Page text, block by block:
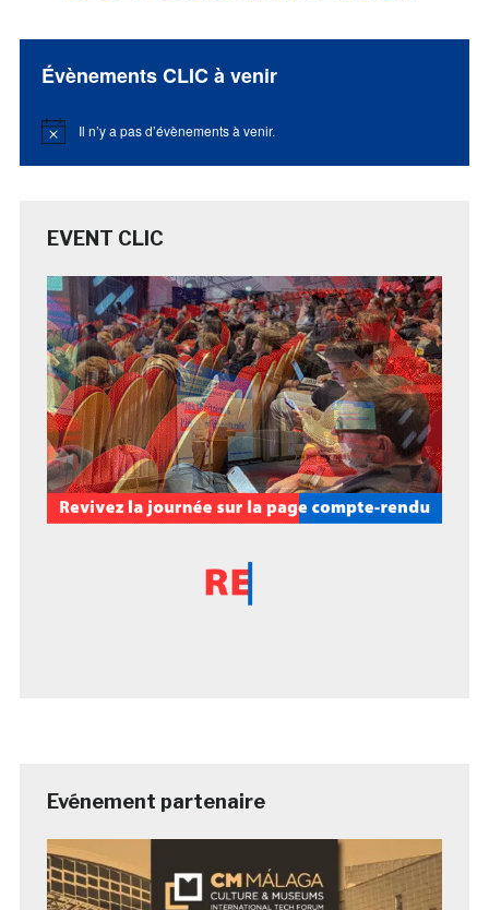
Évènements CLIC à venir
Notice Il n’y a pas d’évènements à venir.
EVENT CLIC
Evénement partenaire